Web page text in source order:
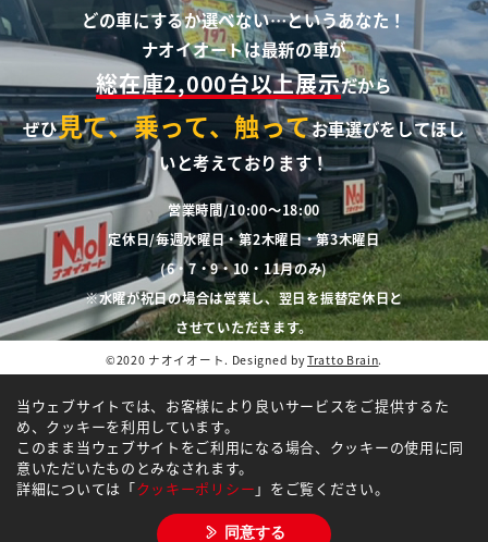
どの車にするか選べない…というあなた！
ナオイオートは最新の車が
総在庫2,000台以上展示だから
ぜひ見て、乗って、触ってお車選びをしてほし
いと考えております！
営業時間/10:00～18:00
定休日/毎週水曜日・第2木曜日・第3木曜日
(6・7・9・10・11月のみ)
※水曜が祝日の場合は営業し、翌日を振替定休日と
させていただきます。
©2020 ナオイオート. Designed byTratto Brain.
当ウェブサイトでは、お客様により良いサービスをご提供するた
め、クッキーを利用しています。
このまま当ウェブサイトをご利用になる場合、クッキーの使用に同
意いただいたものとみなされます。
詳細については「クッキーポリシー 」をご覧ください。
同意する